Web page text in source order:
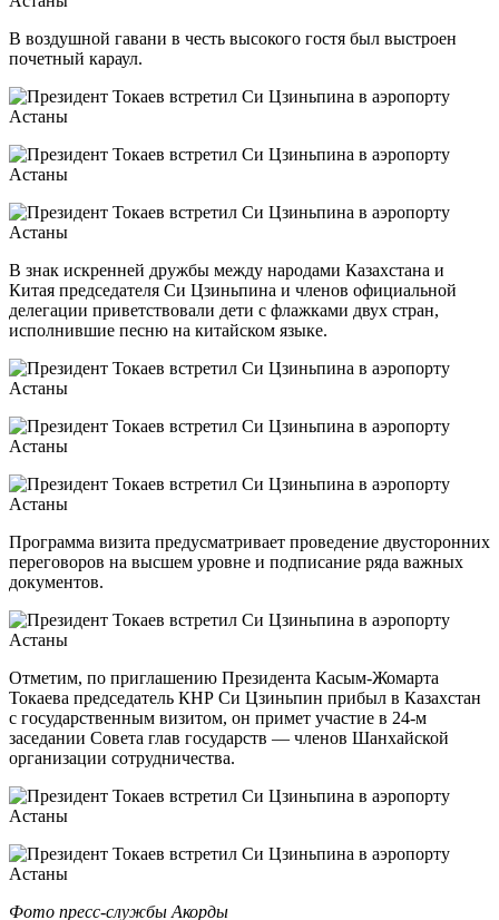
В воздушной гавани в честь высокого гостя был выстроен
почетный караул.
В знак искренней дружбы между народами Казахстана и
Китая председателя Си Цзиньпина и членов официальной
делегации приветствовали дети с флажками двух стран,
исполнившие песню на китайском языке.
Программа визита предусматривает проведение двусторонних
переговоров на высшем уровне и подписание ряда важных
документов.
Отметим, по приглашению Президента Касым-Жомарта
Токаева председатель КНР Си Цзиньпин прибыл в Казахстан
с государственным визитом, он примет участие в 24-м
заседании Совета глав государств — членов Шанхайской
организации сотрудничества.
Фото пресс-службы Акорды